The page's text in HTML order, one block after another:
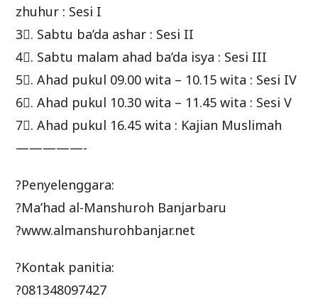
zhuhur : Sesi I
3⃣. Sabtu ba’da ashar : Sesi II
4⃣. Sabtu malam ahad ba’da isya : Sesi III
5⃣. Ahad pukul 09.00 wita – 10.15 wita : Sesi IV
6⃣. Ahad pukul 10.30 wita – 11.45 wita : Sesi V
7⃣. Ahad pukul 16.45 wita : Kajian Muslimah
—————-
?Penyelenggara:
?Ma’had al-Manshuroh Banjarbaru
?www.almanshurohbanjar.net
?Kontak panitia:
?081348097427